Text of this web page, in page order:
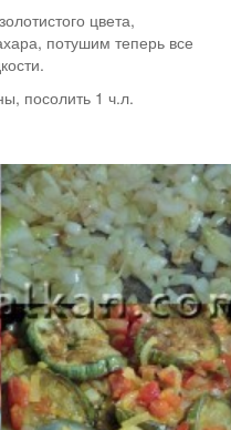
цвета,
потушим теперь все
посолить 1 ч.л.